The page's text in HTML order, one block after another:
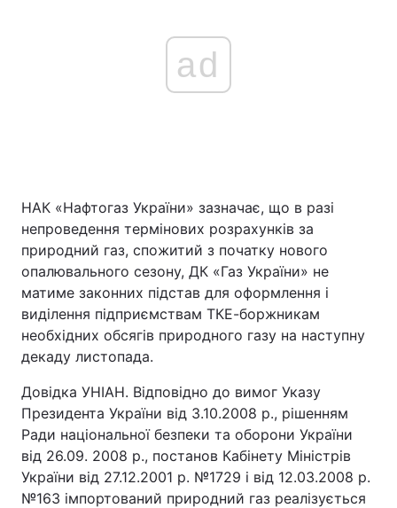
ad
НАК «Нафтогаз України» зазначає, що в разі
непроведення термінових розрахунків за
природний газ, спожитий з початку нового
опалювального сезону, ДК «Газ України» не
матиме законних підстав для оформлення і
виділення підприємствам ТКЕ-боржникам
необхідних обсягів природного газу на наступну
декаду листопада.
Довідка УНІАН. Відповідно до вимог Указу
Президента України від 3.10.2008 р., рішенням
Ради національної безпеки та оборони України
від 26.09. 2008 р., постанов Кабінету Міністрів
України від 27.12.2001 р. №1729 і від 12.03.2008 р.
№163 імпортований природний газ реалізується